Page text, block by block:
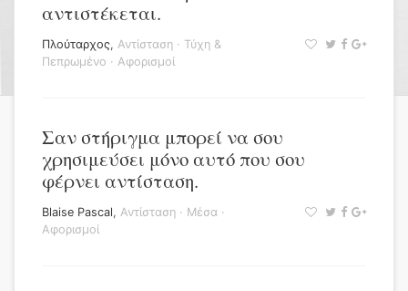
αντιστέκεται.
Πλούταρχος, Αντίσταση · Τύχη &
Πεπρωμένο · Αφορισμοί
Σαν στήριγμα μπορεί να σου
χρησιμεύσει μόνο αυτό που σου
φέρνει αντίσταση.
Blaise Pascal, Αντίσταση · Μέσα ·
Αφορισμοί